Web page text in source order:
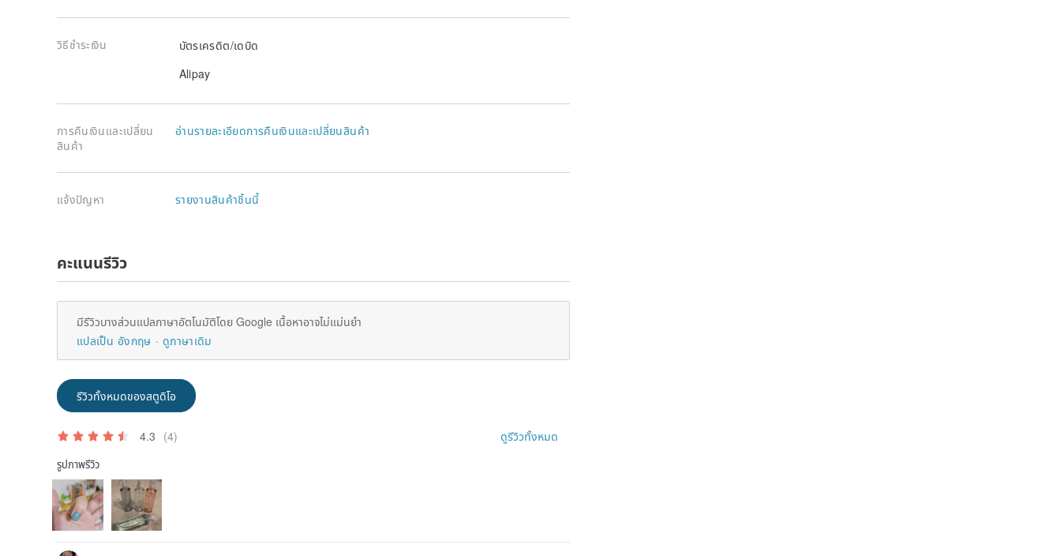
วิธีชำระเงิน
บัตรเครดิต/เดบิด
Alipay
การคืนเงินและเปลี่ยน
สินค้า
อ่านรายละเอียดการคืนเงินและเปลี่ยนสินค้า
แจ้งปัญหา รายงานสินค้าชิ้นนี้
คะแนนรีวิว
มีรีวิวบางส่วนแปลภาษาอัตโนมัติโดย Google เนื้อหาอาจไม่แม่นยำ
แปลเป็น อังกฤษ
ดูภาษาเดิม
รีวิวทั้งหมดของสตูดิโอ
4.3 (4) ดูรีวิวทั้งหมด
รูปภาพรีวิว